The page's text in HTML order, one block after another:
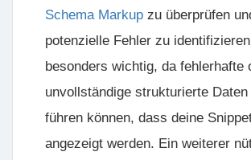
Schema Markup zu überprüfen
potenzielle Fehler zu
besonders wichtig, da fehlerhafte
unvollständige strukturierte Daten
führen können, dass deine
angezeigt werden. Ein weiterer